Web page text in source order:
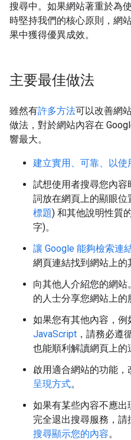
搜尋中。如果網站著重於為
時堅持我們的核心原則，網
果中獲得優異成效。
主要最佳做法
雖然有許多方法可以改善網
做法，對於網站內容在
響最大。
建立實用、可靠、以使
試想使用者搜尋您內
詞放在網頁上的顯眼位
標題) 和其他說明性質
字)。
讓 Google 能夠檢索連
網頁連結找到網站上的
向其他人介紹您的網
的人士分享您網站上的
如果您有其他內容，例
JavaScript ，請務必遵
也能順利解讀網頁上的
啟用適合網站的功能，
呈現方式。
如果有某些內容不應
完全退出搜尋服務，請
搜尋顯示您的內容。